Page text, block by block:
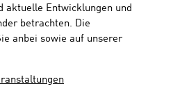
aktuelle Entwicklungen und
betrachten. Die
anbei sowie auf unserer